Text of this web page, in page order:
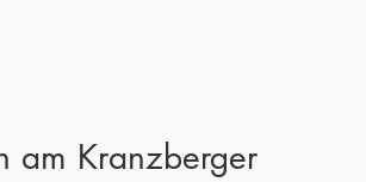
am Kranzberger